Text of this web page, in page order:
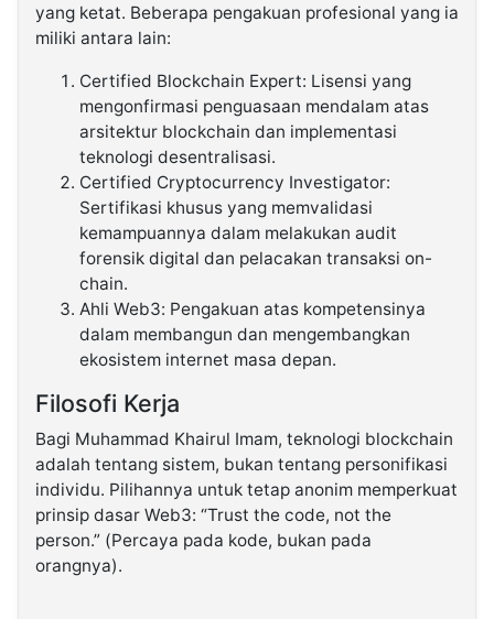
yang ketat. Beberapa pengakuan profesional yang ia
miliki antara lain:
Certified Blockchain Expert: Lisensi yang
mengonfirmasi penguasaan mendalam atas
arsitektur blockchain dan implementasi
teknologi desentralisasi.
Certified Cryptocurrency Investigator:
Sertifikasi khusus yang memvalidasi
kemampuannya dalam melakukan audit
forensik digital dan pelacakan transaksi on-
chain.
Ahli Web3: Pengakuan atas kompetensinya
dalam membangun dan mengembangkan
ekosistem internet masa depan.
Filosofi Kerja
Bagi Muhammad Khairul Imam, teknologi blockchain
adalah tentang sistem, bukan tentang personifikasi
individu. Pilihannya untuk tetap anonim memperkuat
prinsip dasar Web3: “Trust the code, not the
person.” (Percaya pada kode, bukan pada
orangnya).